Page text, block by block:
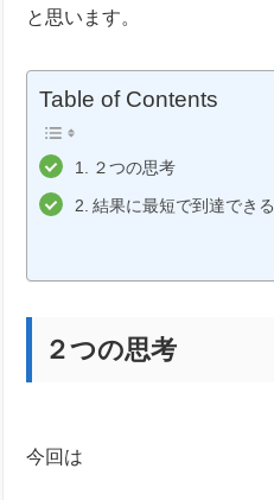
と思います。
Table of Contents
２つの思考
結果に最短で到達できる
２つの思考
今回は